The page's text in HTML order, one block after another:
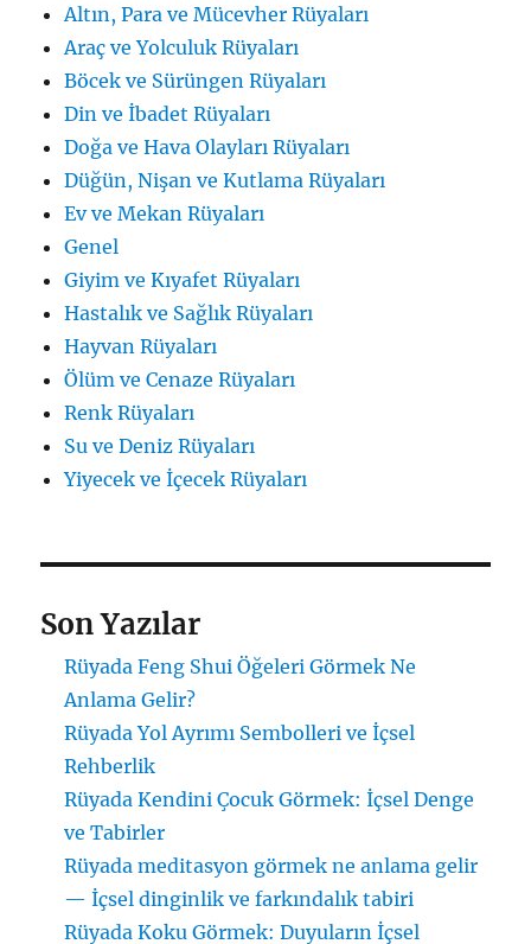
Altın, Para ve Mücevher Rüyaları
Araç ve Yolculuk Rüyaları
Böcek ve Sürüngen Rüyaları
Din ve İbadet Rüyaları
Doğa ve Hava Olayları Rüyaları
Düğün, Nişan ve Kutlama Rüyaları
Ev ve Mekan Rüyaları
Genel
Giyim ve Kıyafet Rüyaları
Hastalık ve Sağlık Rüyaları
Hayvan Rüyaları
Ölüm ve Cenaze Rüyaları
Renk Rüyaları
Su ve Deniz Rüyaları
Yiyecek ve İçecek Rüyaları
Son Yazılar
Rüyada Feng Shui Öğeleri Görmek Ne
Anlama Gelir?
Rüyada Yol Ayrımı Sembolleri ve İçsel
Rehberlik
Rüyada Kendini Çocuk Görmek: İçsel Denge
ve Tabirler
Rüyada meditasyon görmek ne anlama gelir
— İçsel dinginlik ve farkındalık tabiri
Rüyada Koku Görmek: Duyuların İçsel